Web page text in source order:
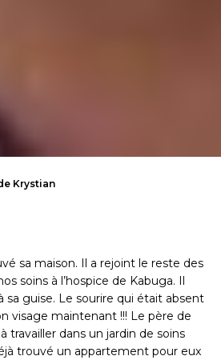
Krystian
sa maison. Il a rejoint le reste des
soins à l’hospice de Kabuga. Il
sa guise. Le sourire qui était absent
visage maintenant !!! Le père de
travailler dans un jardin de soins
trouvé un appartement pour eux